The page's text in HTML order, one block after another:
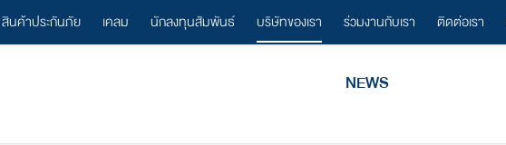
สินค้าประกันภัย เคลม นักลงทุนสัมพันธ์ บริษัทของเรา ร่วมงานกับเรา ติดต่อเรา
NEWS